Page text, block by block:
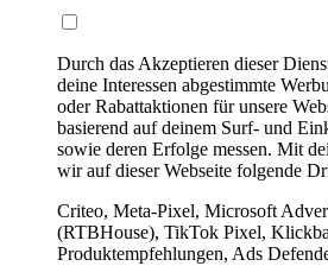
Durch das Akzeptieren dieser
deine Interessen abgestimmte
oder Rabattaktionen für unsere
basierend auf deinem Surf- und
sowie deren Erfolge messen. Mit
wir auf dieser Webseite folgende
Criteo, Meta-Pixel, Microsoft
(RTBHouse), TikTok Pixel,
Produktempfehlungen, Ads